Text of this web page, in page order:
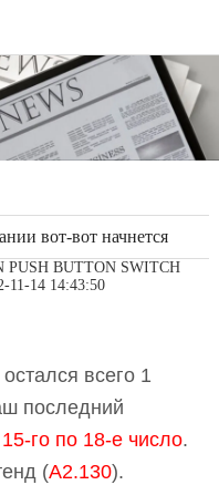
вот-вот начнется
PUSH BUTTON SWITCH
11-14 14:43:50
всего 1
последний
го по 18-е число.
(A2.130).